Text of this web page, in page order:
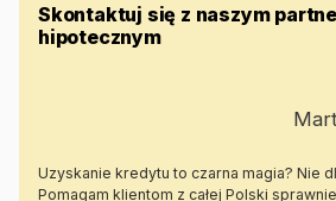
Skontaktuj się z naszym
hipotecznym
Uzyskanie kredytu to czarna magia? Nie
Pomagam klientom z całej Polski